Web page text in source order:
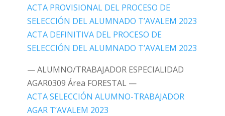
ACTA PROVISIONAL DEL PROCESO DE
SELECCIÓN DEL ALUMNADO T’AVALEM 2023
ACTA DEFINITIVA DEL PROCESO DE
SELECCIÓN DEL ALUMNADO T’AVALEM 2023
— ALUMNO/TRABAJADOR ESPECIALIDAD
AGAR0309 Área FORESTAL —
ACTA SELECCIÓN ALUMNO-TRABAJADOR
AGAR T’AVALEM 2023